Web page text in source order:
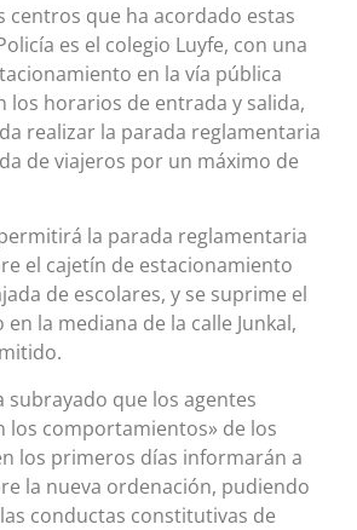
centros que ha acordado estas
es el colegio Luyfe, con una
en la vía pública
los horarios de entrada y salida,
realizar la parada reglamentaria
de viajeros por un máximo de
la parada reglamentaria
el cajetín de estacionamiento
de escolares, y se suprime el
la mediana de la calle Junkal,
subrayado que los agentes
los comportamientos» de los
los primeros días informarán a
la nueva ordenación, pudiendo
conductas constitutivas de